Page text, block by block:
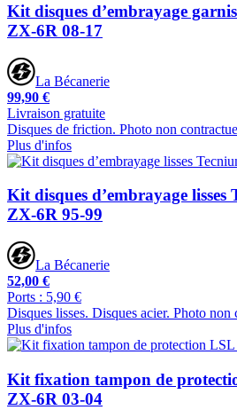
Kit disques d’embrayage
ZX-6R 08-17
La Bécanerie
99,90 €
Livraison gratuite
Disques de friction. Photo non
Plus d'infos
Kit disques d’embrayage
ZX-6R 95-99
La Bécanerie
52,00 €
Ports : 5,90 €
Disques lisses. Disques acier. Photo non
Plus d'infos
Kit fixation tampon de
ZX-6R 03-04